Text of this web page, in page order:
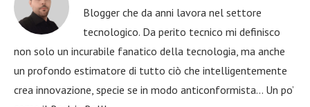
Blogger che da anni lavora nel settore
tecnologico. Da perito tecnico mi definisco
non solo un incurabile fanatico della tecnologia, ma anche
un profondo estimatore di tutto ciò che intelligentemente
crea innovazione, specie se in modo anticonformista… Un po’